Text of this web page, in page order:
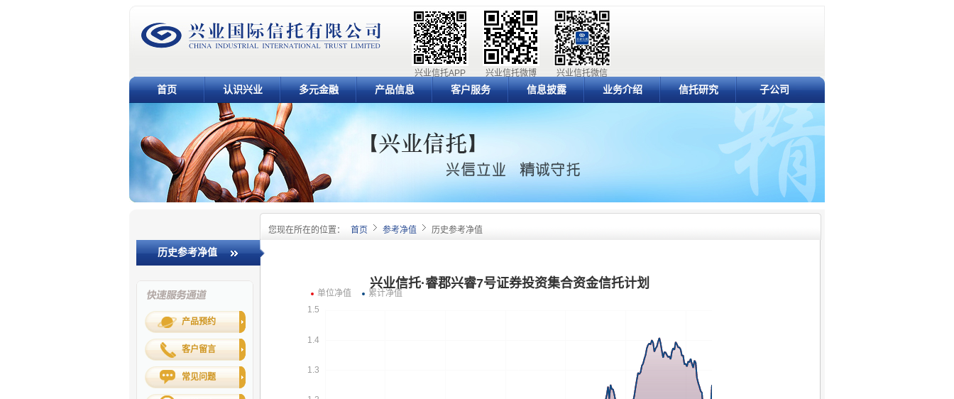
兴业信托微信
兴业信托微博
兴业信托APP
首页 认识兴业 多元金融 产品信息 客户服务 信息披露 业务介绍 信托研究 子公司
您现在所在的位置： 首页 参考净值 历史参考净值
历史参考净值
产品预约
客户留言
常见问题